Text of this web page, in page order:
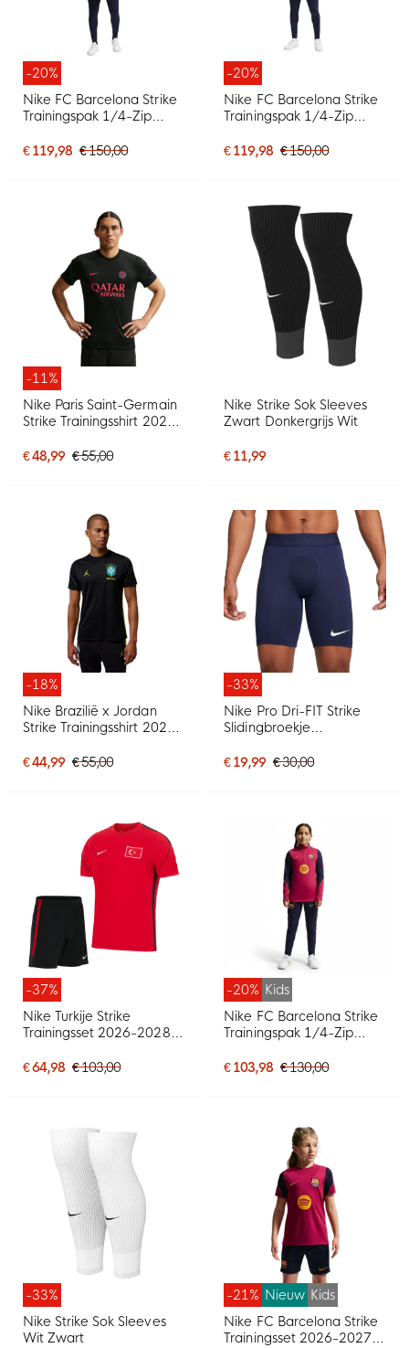
-20%
Nike FC Barcelona Strike
Trainingspak 1/4-Zip
Donkerblauw Geel
€ 119,98 € 150,00
-20%
Nike FC Barcelona Strike
Trainingspak 1/4-Zip
Rood Geel
€ 119,98 € 150,00
-11%
Nike Paris Saint-Germain
Strike Trainingsshirt 2026-
Donkerblauw
€ 48,99 € 55,00
Nike Strike Sok Sleeves
Zwart Donkergrijs Wit
€ 11,99
-18%
Nike Brazilië x Jordan
Strike Trainingsshirt 2026-
Blauw
€ 44,99 € 55,00
-33%
Nike Pro Dri-FIT Strike
Slidingbroekje
€ 19,99 € 30,00
-37%
Nike Turkije Strike
Trainingsset 2026-2028
€ 64,98 € 103,00
-20% Kids
Nike FC Barcelona Strike
Trainingspak 1/4-Zip
Donkerblauw Geel
€ 103,98 € 130,00
-33%
Nike Strike Sok Sleeves
Wit Zwart
-21% Nieuw Kids
Nike FC Barcelona Strike
Trainingsset 2026-2027